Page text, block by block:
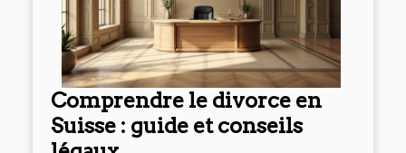
Comprendre le divorce en
Suisse : guide et conseils